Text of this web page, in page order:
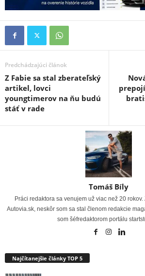
Predchádzajúci článok
Z Fabie sa stal zberateľský
artikel, lovci
youngtimerov na ňu budú
stáť v rade
Tomáš Bíly
Práci redaktora sa venujem už viac než 20
Autovia.sk, neskôr som sa stal členom redakcie
som šéfredaktorom portálu
Najčítanejšie články TOP 5